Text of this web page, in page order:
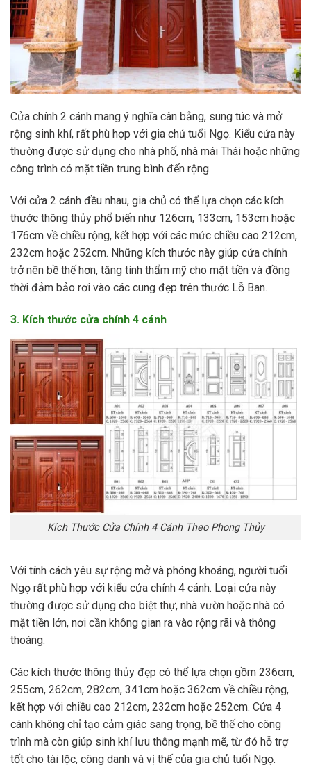
Cửa chính 2 cánh mang ý nghĩa cân bằng, sung túc và mở
rộng sinh khí, rất phù hợp với gia chủ tuổi Ngọ. Kiểu cửa này
thường được sử dụng cho nhà phố, nhà mái Thái hoặc những
công trình có mặt tiền trung bình đến rộng.
Với cửa 2 cánh đều nhau, gia chủ có thể lựa chọn các kích
thước thông thủy phổ biến như 126cm, 133cm, 153cm hoặc
176cm về chiều rộng, kết hợp với các mức chiều cao 212cm,
232cm hoặc 252cm. Những kích thước này giúp cửa chính
trở nên bề thế hơn, tăng tính thẩm mỹ cho mặt tiền và đồng
thời đảm bảo rơi vào các cung đẹp trên thước Lỗ Ban.
3. Kích thước cửa chính 4 cánh
Kích Thước Cửa Chính 4 Cánh Theo Phong Thủy
Với tính cách yêu sự rộng mở và phóng khoáng, người tuổi
Ngọ rất phù hợp với kiểu cửa chính 4 cánh. Loại cửa này
thường được sử dụng cho biệt thự, nhà vườn hoặc nhà có
mặt tiền lớn, nơi cần không gian ra vào rộng rãi và thông
thoáng.
Các kích thước thông thủy đẹp có thể lựa chọn gồm 236cm,
255cm, 262cm, 282cm, 341cm hoặc 362cm về chiều rộng,
kết hợp với chiều cao 212cm, 232cm hoặc 252cm. Cửa 4
cánh không chỉ tạo cảm giác sang trọng, bề thế cho công
trình mà còn giúp sinh khí lưu thông mạnh mẽ, từ đó hỗ trợ
tốt cho tài lộc, công danh và vị thế của gia chủ tuổi Ngọ.